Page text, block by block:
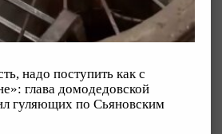
надо поступить как с
глава домодедовской
гуляющих по Сьяновским